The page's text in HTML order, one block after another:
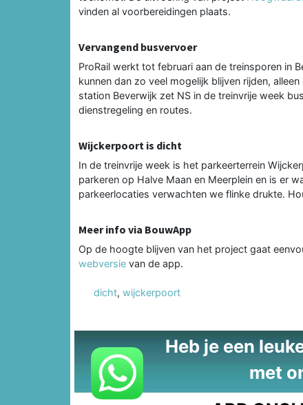
vinden al voorbereidingen plaats.
Vervangend busvervoer
ProRail werkt tot februari aan de treinsporen in
kunnen dan zo veel mogelijk blijven rijden,
station Beverwijk zet NS in de treinvrije week
dienstregeling en routes.
Wijckerpoort is dicht
In de treinvrije week is het parkeerterrein
parkeren op Halve Maan en Meerplein en is er
parkeerlocaties verwachten we flinke drukte.
Meer info via BouwApp
Op de hoogte blijven van het project gaat
webversie van de app.
dicht, wijckerpoort
Heb je een
met